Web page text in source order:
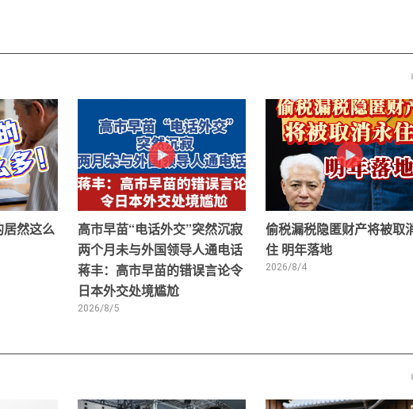
然这么
高市早苗“电话外交”突然沉寂
两个月未与外国领导人通电话
蒋丰：高市早苗的错误言论令
日本外交处境尴尬
2026/8/5
偷税漏税隐匿财产将被取
住 明年落地
2026/8/4